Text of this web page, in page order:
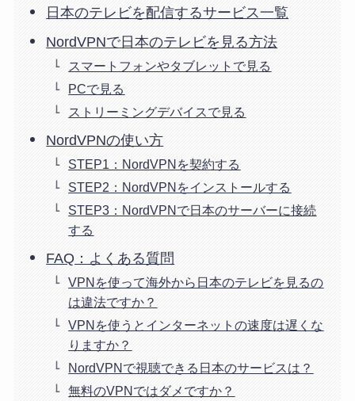
日本のテレビを配信するサービス一覧
NordVPNで日本のテレビを見る方法
スマートフォンやタブレットで見る
PCで見る
ストリーミングデバイスで見る
NordVPNの使い方
STEP1：NordVPNを契約する
STEP2：NordVPNをインストールする
STEP3：NordVPNで日本のサーバーに接続
する
FAQ：よくある質問
VPNを使って海外から日本のテレビを見るの
は違法ですか？
VPNを使うとインターネットの速度は遅くな
りますか？
NordVPNで視聴できる日本のサービスは？
無料のVPNではダメですか？